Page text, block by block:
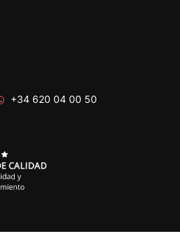
+34 620 04 00 50